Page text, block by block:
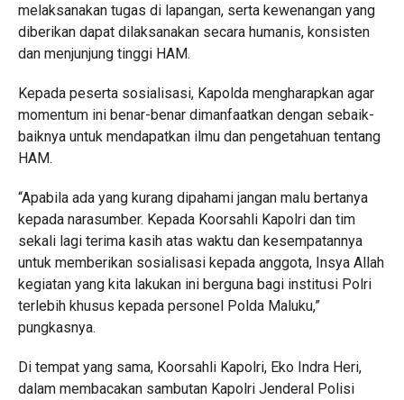
melaksanakan tugas di lapangan, serta kewenangan yang
diberikan dapat dilaksanakan secara humanis, konsisten
dan menjunjung tinggi HAM.
Kepada peserta sosialisasi, Kapolda mengharapkan agar
momentum ini benar-benar dimanfaatkan dengan sebaik-
baiknya untuk mendapatkan ilmu dan pengetahuan tentang
HAM.
“Apabila ada yang kurang dipahami jangan malu bertanya
kepada narasumber. Kepada Koorsahli Kapolri dan tim
sekali lagi terima kasih atas waktu dan kesempatannya
untuk memberikan sosialisasi kepada anggota, Insya Allah
kegiatan yang kita lakukan ini berguna bagi institusi Polri
terlebih khusus kepada personel Polda Maluku,”
pungkasnya.
Di tempat yang sama, Koorsahli Kapolri, Eko Indra Heri,
dalam membacakan sambutan Kapolri Jenderal Polisi